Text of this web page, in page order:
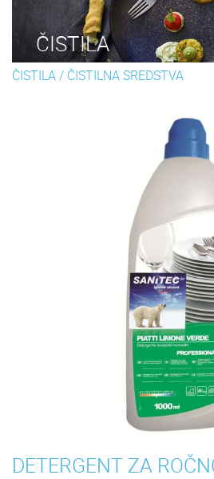
ČISTILA
ČISTILA/ ČISTILNA SREDSTVA
DETERGENT ZA